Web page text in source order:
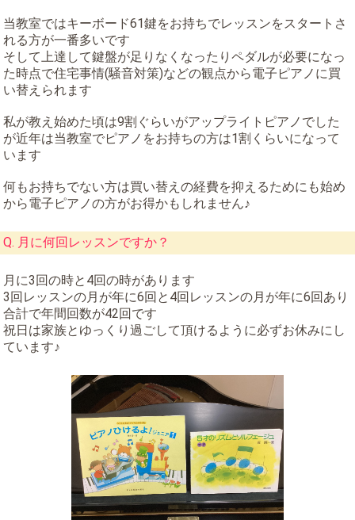
当教室ではキーボード61鍵をお持ちでレッスンをスタートさ
れる方が一番多いです
そして上達して鍵盤が足りなくなったりペダルが必要になっ
た時点で住宅事情(騒音対策)などの観点から電子ピアノに買
い替えられます
私が教え始めた頃は9割ぐらいがアップライトピアノでした
が近年は当教室でピアノをお持ちの方は1割くらいになって
います
何もお持ちでない方は買い替えの経費を抑えるためにも始め
から電子ピアノの方がお得かもしれません♪
Q. 月に何回レッスンですか？
月に3回の時と4回の時があります
3回レッスンの月が年に6回と4回レッスンの月が年に6回あり
合計で年間回数が42回です
祝日は家族とゆっくり過ごして頂けるように必ずお休みにし
ています♪